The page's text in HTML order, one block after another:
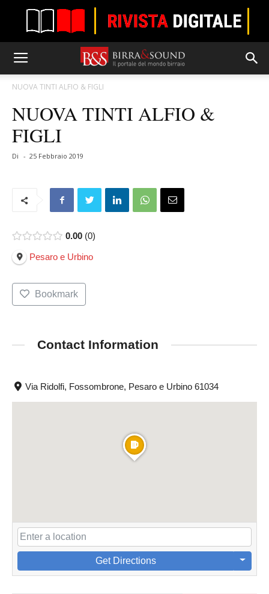
NUOVA TINTI ALFIO & FIGLI
NUOVA TINTI ALFIO &
FIGLI
Di - 25 Febbraio 2019
0.00 0
Pesaro e Urbino
Bookmark
Contact Information
Via Ridolfi, Fossombrone, Pesaro e Urbino 61034
Get Directions